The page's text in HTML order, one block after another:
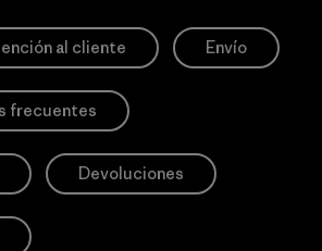
al cliente Envío
frecuentes
Devoluciones